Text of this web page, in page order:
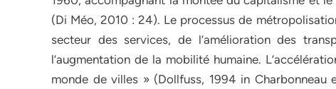
(Di Méo, 2010 : 24). Le processus de
secteur des services, de l’amélioration des
l’augmentation de la mobilité humaine.
monde de villes » (Dollfuss, 1994 in